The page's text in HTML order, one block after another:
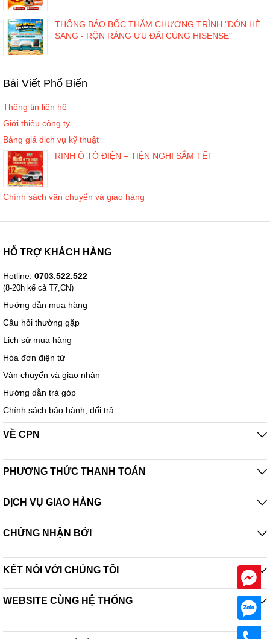
THÔNG BÁO BỐC THĂM CHƯƠNG TRÌNH "ĐÓN HÈ
SANG - RỘN RÀNG ƯU ĐÃI CÙNG HISENSE"
Bài Viết Phổ Biến
Thông tin liên hệ
Giới thiệu công ty
Bảng giá dịch vụ kỹ thuật
RINH Ô TÔ ĐIỆN – TIỆN NGHI SẮM TẾT
Chính sách vận chuyển và giao hàng
HỖ TRỢ KHÁCH HÀNG
Hotline: 0703.522.522
(8-20h kể cả T7,CN)
Hướng dẫn mua hàng
Câu hỏi thường gặp
Lịch sử mua hàng
Hóa đơn điện tử
Vận chuyển và giao nhận
Hướng dẫn trả góp
Chính sách bảo hành, đổi trả
VỀ CPN
PHƯƠNG THỨC THANH TOÁN
DỊCH VỤ GIAO HÀNG
CHỨNG NHẬN BỞI
KẾT NỐI VỚI CHÚNG TÔI
WEBSITE CÙNG HỆ THỐNG